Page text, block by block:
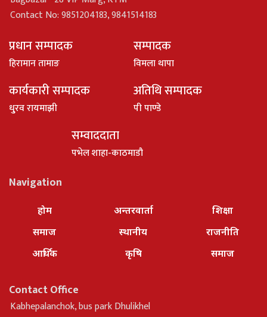
Contact No: 9851204183, 9841514183
प्रधान सम्पादक
हिरामान तामाङ
सम्पादक
विमला थापा
कार्यकारी सम्पादक
धु्रव रायमाझी
अतिथि सम्पादक
पी पाण्डे
सम्वाददाता
पभेल शाहा-काठमाडौ
Navigation
होम
समाज
आर्थिक
अन्तरवार्ता
स्थानीय
कृषि
शिक्षा
राजनीति
समाज
Contact Office
Kabhepalanchok, bus park Dhulikhel